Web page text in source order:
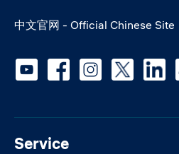
中文官网 - Official Chinese Site
Service
Social media